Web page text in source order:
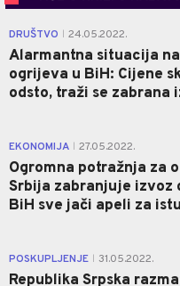
DRUŠTVO 24.05.2022.
Alarmantna situacija
ogrijeva u BiH: Cijene
odsto, traži se zabrana
EKONOMIJA 27.05.2022.
Ogromna potražnja za
Srbija zabranjuje izvoz
BiH sve jači apeli za
POSKUPLJENJE 31.05.2022.
Republika Srpska